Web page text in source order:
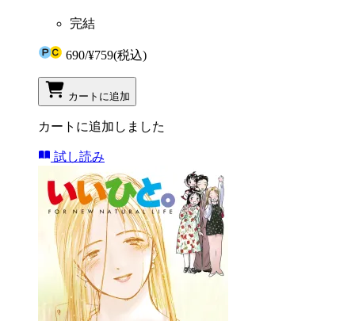
完結
690/¥759(税込)
カートに追加
カートに追加しました
試し読み